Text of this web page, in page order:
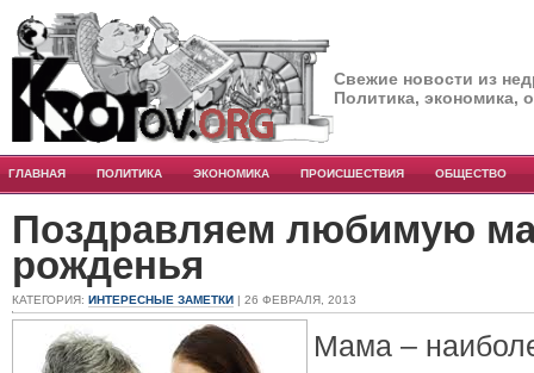
Свежие новости из
Политика, экономика,
ГЛАВНАЯ ПОЛИТИКА ЭКОНОМИКА ПРОИСШЕСТВИЯ ОБЩЕСТВО
Поздравляем любимую
рожденья
КАТЕГОРИЯ: ИНТЕРЕСНЫЕ ЗАМЕТКИ | 26 ФЕВРАЛЯ, 2013
Мама –